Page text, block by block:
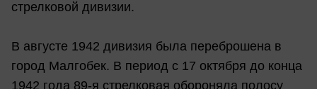
стрелковой дивизии.
В августе 1942 дивизия была переброшена в
город Малгобек. В период с 17 октября до конца
1942 года 89-я стрелковая обороняла полосу